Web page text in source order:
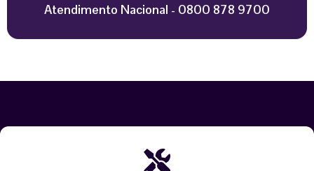
Atendimento Nacional - 0800 878 9700